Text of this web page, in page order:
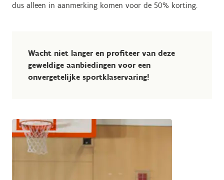
dus alleen in aanmerking komen voor de 50% korting.
Wacht niet langer en profiteer van deze
geweldige aanbiedingen voor een
onvergetelijke sportklaservaring!